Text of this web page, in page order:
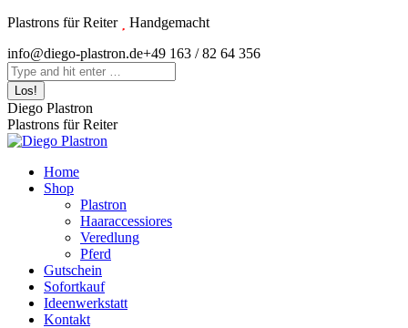
Zum
springen
Plastrons für Reiter
Handgemacht
Instagram
page
opens
in
new
window
info@diego-plastron.de+49 163 / 82 64 356
Search:
Diego Plastron
Plastrons für Reiter
Home
Shop
Plastron
Haaraccessiores
Veredlung
Pferd
Gutschein
Sofortkauf
Ideenwerkstatt
Kontakt